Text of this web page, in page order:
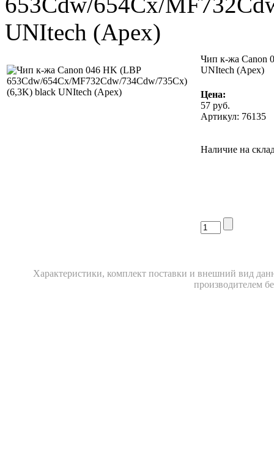
UNItech (Apex)
Чип к-жа Canon
UNItech (Apex)
Цена:
57 руб.
Артикул: 76135
Наличие на
Xарактеристики, комплект поставки и внешний вид
производителем